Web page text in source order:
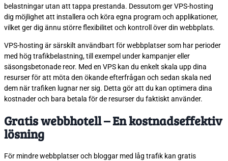
belastningar utan att tappa prestanda. Dessutom ger VPS-hosting
dig möjlighet att installera och köra egna program och applikationer,
vilket ger dig ännu större flexibilitet och kontroll över din webbplats.
VPS-hosting är särskilt användbart för webbplatser som har perioder
med hög trafikbelastning, till exempel under kampanjer eller
säsongsbetonade reor. Med en VPS kan du enkelt skala upp dina
resurser för att möta den ökande efterfrågan och sedan skala ned
dem när trafiken lugnar ner sig. Detta gör att du kan optimera dina
kostnader och bara betala för de resurser du faktiskt använder.
Gratis webbhotell – En kostnadseffektiv
lösning
För mindre webbplatser och bloggar med låg trafik kan gratis